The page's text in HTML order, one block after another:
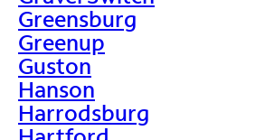
Greensburg
Greenup
Guston
Hanson
Harrodsburg